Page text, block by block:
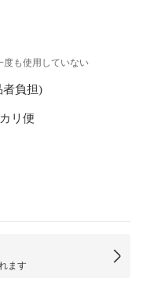
度も使用していない
者負担)
リ便
ます